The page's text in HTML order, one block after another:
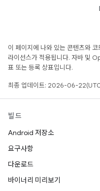
이 페이지에 나와 있는 콘텐츠와 코
라이선스가 적용됩니다. 자바 및
표 또는 등록 상표입니다.
최종 업데이트: 2026-06-
빌드
Android 저장소
요구사항
다운로드
바이너리 미리보기